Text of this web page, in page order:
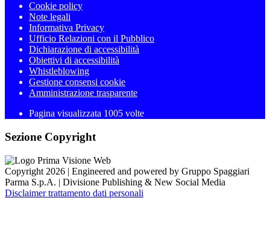
Cookie policy
Note legali
Informativa Privacy
Ufficio Relazioni con il Pubblico
Dichiarazione di accessibilità
Obiettivi di accessibilità
Whistleblowing
Gestione consensi cookie
Amministrazione trasparente
Pagina visualizzata 1005 volte
Sezione Copyright
Copyright 2026 | Engineered and powered by Gruppo Spaggiari
Parma S.p.A. | Divisione Publishing & New Social Media
Disclaimer trattamento dati personali